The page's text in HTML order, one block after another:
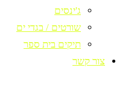
ג'ינסים
שורטים / בגדי ים
תיקים בית ספר
צור קשר